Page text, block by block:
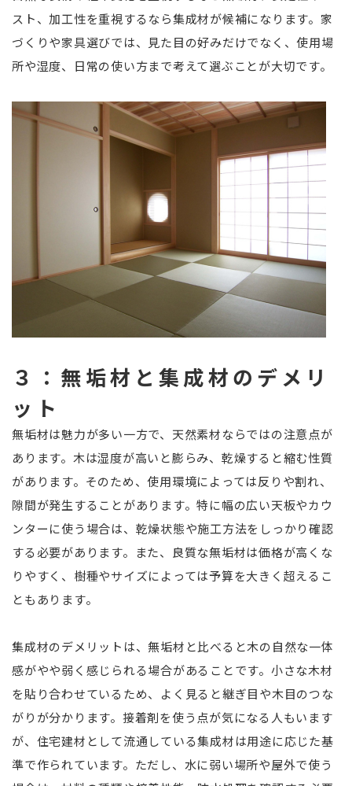
スト、加工性を重視するなら集成材が候補になります。家
づくりや家具選びでは、見た目の好みだけでなく、使用場
所や湿度、日常の使い方まで考えて選ぶことが大切です。
３：無垢材と集成材のデメリ
ット
無垢材は魅力が多い一方で、天然素材ならではの注意点が
あります。木は湿度が高いと膨らみ、乾燥すると縮む性質
があります。そのため、使用環境によっては反りや割れ、
隙間が発生することがあります。特に幅の広い天板やカウ
ンターに使う場合は、乾燥状態や施工方法をしっかり確認
する必要があります。また、良質な無垢材は価格が高くな
りやすく、樹種やサイズによっては予算を大きく超えるこ
ともあります。
集成材のデメリットは、無垢材と比べると木の自然な一体
感がやや弱く感じられる場合があることです。小さな木材
を貼り合わせているため、よく見ると継ぎ目や木目のつな
がりが分かります。接着剤を使う点が気になる人もいます
が、住宅建材として流通している集成材は用途に応じた基
準で作られています。ただし、水に弱い場所や屋外で使う